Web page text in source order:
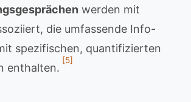
werden mit
die umfassende Info-
spezifischen, quantifizierten
enthalten.
[5]